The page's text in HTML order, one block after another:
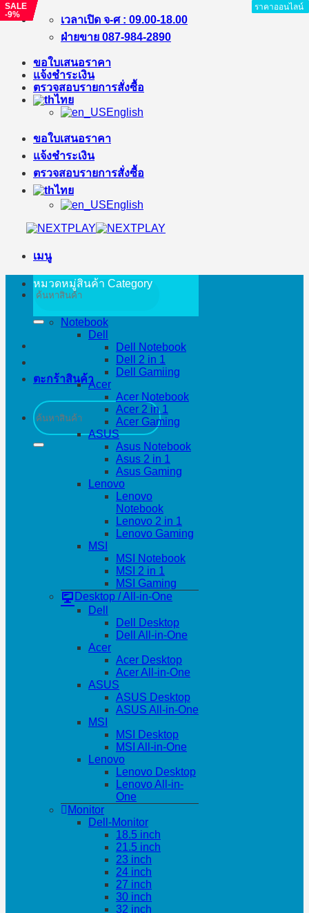
ข้าม
เนื้อหา
เวลาเปิด จ-ศ : 09.00-18.00
ฝ่ายขาย 087-984-2890
ขอใบเสนอราคา
แจ้งชำระเงิน
ตรวจสอบรายการสั่งซื้อ
ไทย
English
ขอใบเสนอราคา
แจ้งชำระเงิน
ตรวจสอบรายการสั่งซื้อ
ไทย
English
เมนู
ค้นหา:
ตะกร้าสินค้า
ค้นหา:
หมวดหมู่สินค้า Category
Notebook
Dell
Dell Notebook
Dell 2 in 1
Dell Gamiing
Acer
Acer Notebook
Acer 2 in 1
Acer Gaming
ASUS
Asus Notebook
Asus 2 in 1
Asus Gaming
Lenovo
Lenovo
Notebook
Lenovo 2 in 1
Lenovo Gaming
MSI
MSI Notebook
MSI 2 in 1
MSI Gaming
Desktop / All-in-One
Dell
Dell Desktop
Dell All-in-One
Acer
Acer Desktop
Acer All-in-One
ASUS
ASUS Desktop
ASUS All-in-One
MSI
MSI Desktop
MSI All-in-One
Lenovo
Lenovo Desktop
Lenovo All-in-
One
Monitor
Dell-Monitor
18.5 inch
21.5 inch
23 inch
24 inch
27 inch
30 inch
32 inch
ราคาออนไลน์
ราคาออนไลน์
SALE
-15%
ราคาออนไลน์
SALE
-5%
ราคาออนไลน์
SALE
-4%
ราคาออนไลน์
SALE
-3%
ราคาออนไลน์
ราคาออนไลน์
SALE
-8%
ราคาออนไลน์
SALE
-9%